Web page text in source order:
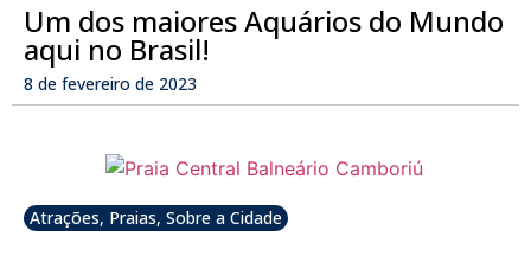
Um dos maiores Aquários do Mundo
aqui no Brasil!
8 de fevereiro de 2023
Atrações, Praias, Sobre a Cidade